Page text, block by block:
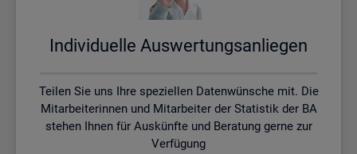
In­di­vi­du­el­le Aus­wer­tungs­an­lie­gen
Teilen Sie uns Ihre speziellen Datenwünsche mit. Die
Mitarbeiterinnen und Mitarbeiter der Statistik der BA
stehen Ihnen für Auskünfte und Beratung gerne zur
Verfügung